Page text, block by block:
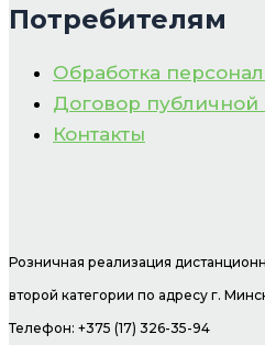
Потребителям
Обработка
Договор публичной
Контакты
Розничная реализация
второй категории по адресу г.
Телефон: +375 (17) 326-35-94